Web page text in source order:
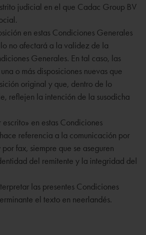
judicial en el que Cadac Group BV
en estas Condiciones Generales
no afectará a la validez de la
Generales. En tal caso, las
o más disposiciones nuevas que
original y que, dentro de lo
reflejen la intención de la susodicha
en estas Condiciones
referencia a la comunicación por
fax, siempre que se aseguren
del remitente y la integridad del
las presentes Condiciones
el texto en neerlandés.